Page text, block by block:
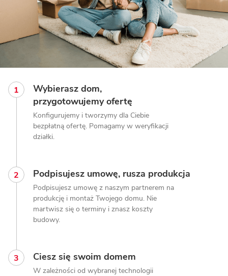
Wybierasz dom,
przygotowujemy ofertę
Konfigurujemy i tworzymy dla Ciebie
bezpłatną ofertę. Pomagamy w weryfikacji
działki.
Podpisujesz umowę, rusza produkcja
Podpisujesz umowę z naszym partnerem na
produkcję i montaż Twojego domu. Nie
martwisz się o terminy i znasz koszty
budowy.
Ciesz się swoim domem
W zależności od wybranej technologii